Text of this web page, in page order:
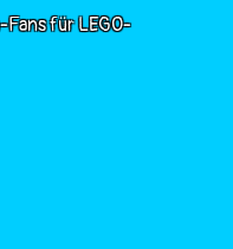
für LEGO-